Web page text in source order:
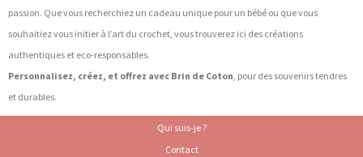
passion. Que vous recherchiez un cadeau unique pour un bébé ou que vous
souhaitiez vous initier à l’art du crochet, vous trouverez ici des créations
authentiques et eco-responsables.
Personnalisez, créez, et offrez avec Brin de Coton, pour des souvenirs tendres
et durables.
Qui suis-je ?
Contact